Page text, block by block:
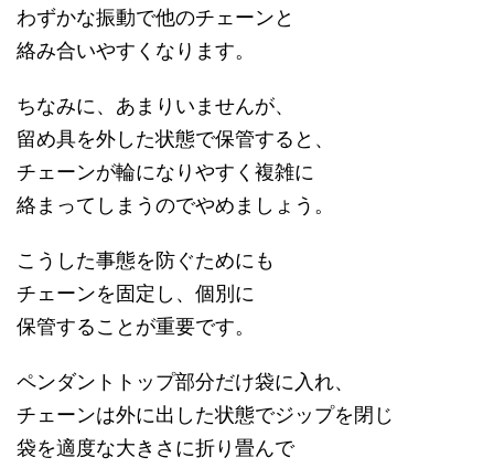
わずかな振動で他のチェーンと
絡み合いやすくなります。
ちなみに、あまりいませんが、
留め具を外した状態で保管すると、
チェーンが輪になりやすく複雑に
絡まってしまうのでやめましょう。
こうした事態を防ぐためにも
チェーンを固定し、個別に
保管することが重要です。
ペンダントトップ部分だけ袋に入れ、
チェーンは外に出した状態でジップを閉じ
袋を適度な大きさに折り畳んで